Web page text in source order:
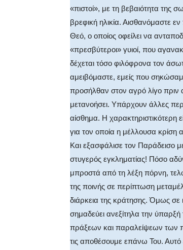
«πιστοί», με τη βεβαιότητα της
βρεφική ηλικία. Αισθανόμαστε
Θεό, ο οποίος οφείλει να
«πρεσβύτεροι» γυιοί, που
δέχεται τόσο φιλόφρονα τον
αμειβόμαστε, εμείς που
προσήλθαν στον αγρό λίγο πριν
μετανοήσει. Υπάρχουν άλλες
αίσθημα. Η χαρακτηριστικότερη
για τον οποία η μέλλουσα
Και εξασφάλισε τον Παράδεισο
στυγερός εγκληματίας! Πόσο
μπροστά από τη λέξη πόρνη,
της ποινής σε περίπτωση
διάρκεια της κράτησης. Όμως
σημαδεύει ανεξίτηλα την
πράξεων και παραλείψεων των
τις αποθέσουμε επάνω Του. Αυτό